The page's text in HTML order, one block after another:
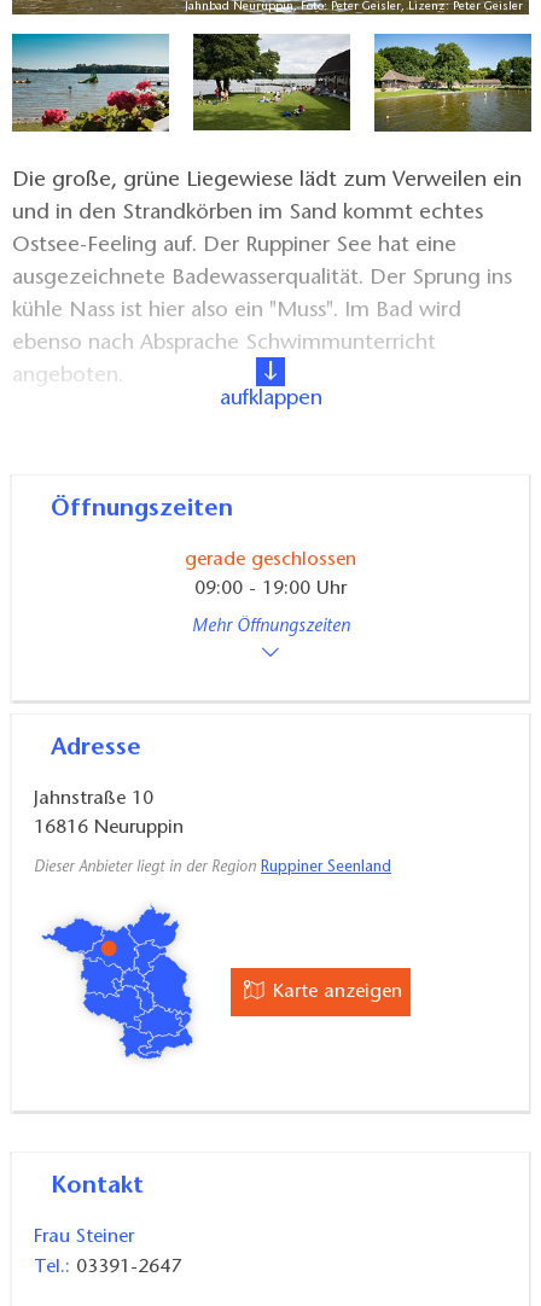
Jahnbad Neuruppin, Foto: Peter Geisler, Lizenz: Peter Geisler
Die große, grüne Liegewiese lädt zum Verweilen ein
und in den Strandkörben im Sand kommt echtes
Ostsee-Feeling auf. Der Ruppiner See hat eine
ausgezeichnete Badewasserqualität. Der Sprung ins
kühle Nass ist hier also ein "Muss". Im Bad wird
ebenso nach Absprache Schwimmunterricht
angeboten.
deutschen Turnbewegung Friedrich Ludwig Jahn
aufklappen
Öffnungszeiten
gerade geschlossen
09:00 - 19:00 Uhr
Mehr Öffnungszeiten
Adresse
Jahnstraße 10
16816 Neuruppin
Dieser Anbieter liegt in der Region Ruppiner Seenland
Karte anzeigen
Kontakt
Frau Steiner
Tel.: 03391-2647